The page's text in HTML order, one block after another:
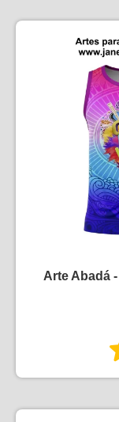
Arte Abadá